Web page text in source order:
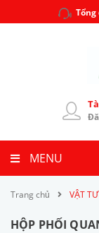
Tổng
MENU
Trang chủ VẬT
HỘP PHỐI